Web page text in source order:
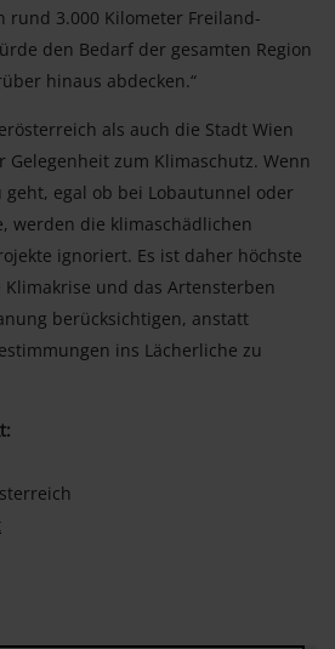
rund 3.000 Kilometer Freiland-
den Bedarf der gesamten Region
hinaus abdecken.“
als auch die Stadt Wien
Gelegenheit zum Klimaschutz. Wenn
geht, egal ob bei Lobautunnel oder
werden die klimaschädlichen
ignoriert. Es ist daher höchste
Klimakrise und das Artensterben
berücksichtigen, anstatt
ins Lächerliche zu